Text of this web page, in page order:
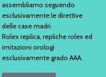
assembliamo seguendo
esclusivamente le direttive
delle case madri.
Rolex replica, repliche rolex ed
imitazioni orologi
esclusivamente grado AAA.